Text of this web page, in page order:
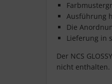
Ausführung
Die
Lieferung in
Der NCS
nicht enthalten.